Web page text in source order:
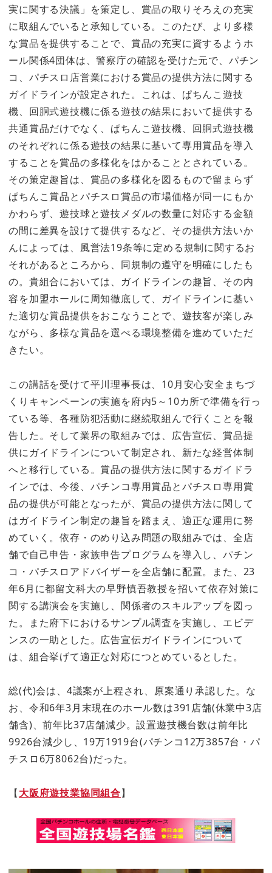
実に関する決議」を策定し、賞品の取りそろえの充実
に取組んでいると承知している。このたび、より多様
な賞品を提供することで、賞品の充実に資するようホ
ール関係4団体は、警察庁の確認を受けた元で、パチン
コ、パチスロ店営業における賞品の提供方法に関する
ガイドラインが設定された。これは、ぱちんこ遊技
機、回胴式遊技機に係る遊技の結果において提供する
共通賞品だけでなく、ぱちんこ遊技機、回胴式遊技機
のそれぞれに係る遊技の結果に基いて専用賞品を導入
することを賞品の多様化をはかることとされている。
その策定趣旨は、賞品の多様化を図るもので留まらず
ぱちんこ賞品とパチスロ賞品の市場価格が同一にもか
かわらず、遊技球と遊技メダルの数量に対応する金額
の間に差異を設けて提供するなど、その提供方法いか
んによっては、風営法19条等に定める規制に関するお
それがあるところから、同規制の遵守を明確にしたも
の。貴組合においては、ガイドラインの趣旨、その内
容を加盟ホールに周知徹底して、ガイドラインに基い
た適切な賞品提供をおこなうことで、遊技客が楽しみ
ながら、多様な賞品を選べる環境整備を進めていただ
きたい。
この講話を受けて平川理事長は、10月安心安全まちづ
くりキャンペーンの実施を府内5～10カ所で準備を行っ
ている等、各種防犯活動に継続取組んで行くことを報
告した。そして業界の取組みでは、広告宣伝、賞品提
供にガイドラインについて制定され、新たな経営体制
へと移行している。賞品の提供方法に関するガイドラ
インでは、今後、パチンコ専用賞品とパチスロ専用賞
品の提供が可能となったが、賞品の提供方法に関して
はガイドライン制定の趣旨を踏まえ、適正な運用に努
めていく。依存・のめり込み問題の取組みでは、全店
舗で自己申告・家族申告プログラムを導入し、パチン
コ・パチスロアドバイザーを全店舗に配置。また、23
年6月に都留文科大の早野慎吾教授を招いて依存対策に
関する講演会を実施し、関係者のスキルアップを図っ
た。また府下におけるサンプル調査を実施し、エビデ
ンスの一助とした。広告宣伝ガイドラインについて
は、組合挙げて適正な対応につとめているとした。
総(代)会は、4議案が上程され、原案通り承認した。な
お、令和6年3月末現在のホール数は391店舗(休業中3店
舗含)、前年比37店舗減少。設置遊技機台数は前年比
9926台減少し、19万1919台(パチンコ12万3857台・パ
チスロ6万8062台)だった。
【大阪府遊技業協同組合】